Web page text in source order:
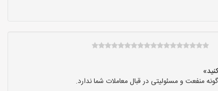
منفعت و مسئولیتی در قبال معاملات شما ندارد.